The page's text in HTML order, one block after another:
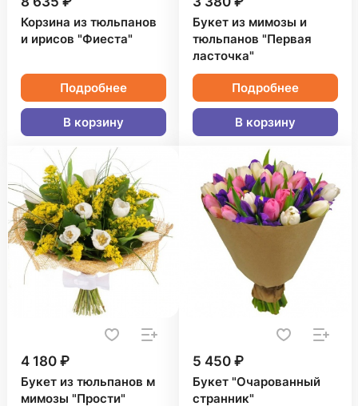
Корзина из тюльпанов
и ирисов "Фиеста"
Подробнее
В корзину
Букет из мимозы и
тюльпанов "Первая
ласточка"
Подробнее
В корзину
4 180 ₽
Букет из тюльпанов м
мимозы "Прости"
5 450 ₽
Букет "Очарованный
странник"